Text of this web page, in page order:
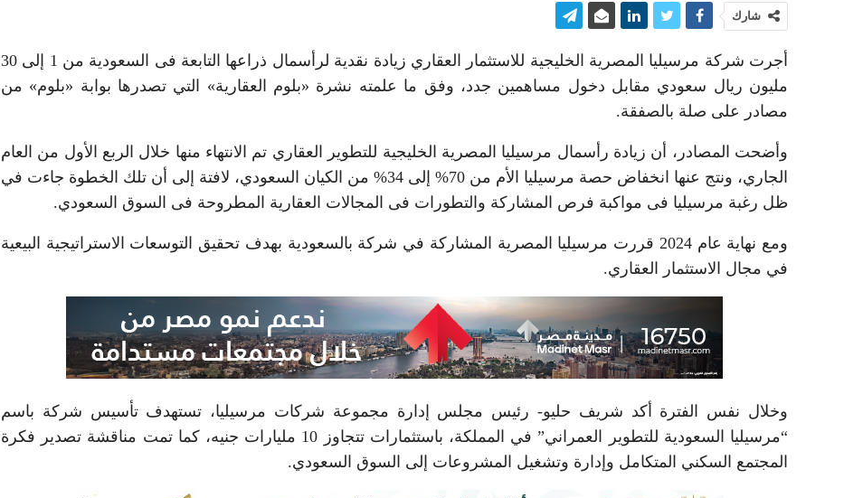
شارك
أجرت شركة مرسيليا المصرية الخليجية للاستثمار العقاري زيادة نقدية لرأسمال ذراعها التابعة فى السعودية من 1 إلى 30
مليون ريال سعودي مقابل دخول مساهمين جدد، وفق ما علمته نشرة «بلوم العقارية» التي تصدرها بوابة «بلوم» من
مصادر على صلة بالصفقة.
وأضحت المصادر، أن زيادة رأسمال مرسيليا المصرية الخليجية للتطوير العقاري تم الانتهاء منها خلال الربع الأول من العام
الجاري، ونتج عنها انخفاض حصة مرسيليا الأم من 70% إلى 34% من الكيان السعودي، لافتة إلى أن تلك الخطوة جاءت في
ظل رغبة مرسيليا فى مواكبة فرص المشاركة والتطورات فى المجالات العقارية المطروحة فى السوق السعودي.
ومع نهاية عام 2024 قررت مرسيليا المصرية المشاركة في شركة بالسعودية بهدف تحقيق التوسعات الاستراتيجية البيعية
في مجال الاستثمار العقاري.
وخلال نفس الفترة أكد شريف حليو- رئيس مجلس إدارة مجموعة شركات مرسيليا، تستهدف تأسيس شركة باسم
“مرسيليا السعودية للتطوير العمراني” في المملكة، باستثمارات تتجاوز 10 مليارات جنيه، كما تمت مناقشة تصدير فكرة
المجتمع السكني المتكامل وإدارة وتشغيل المشروعات إلى السوق السعودي.